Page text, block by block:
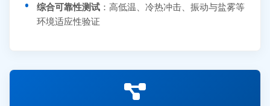
综合可靠性测试 ：高低温、冷热冲击、振动与盐雾等
环境适应性验证